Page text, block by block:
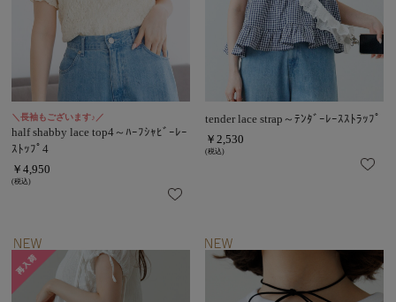
＼長袖もございます♪／
half shabby lace top4～ﾊｰﾌｼｬﾋﾞｰﾚｰ
ｽﾄｯﾌﾟ4
￥4,950
(税込)
tender lace strap～ﾃﾝﾀﾞｰﾚｰｽｽﾄﾗｯﾌﾟ
￥2,530
(税込)